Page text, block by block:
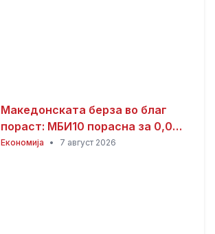
Македонската берза во благ
пораст: МБИ10 порасна за 0,08
отсто, најтргувани акциите на
Економија • 7 август 2026